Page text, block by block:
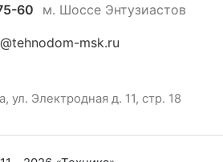
60 м. Шоссе Энтузиастов
msk.ru
ул. Электродная д. 11, стр. 18